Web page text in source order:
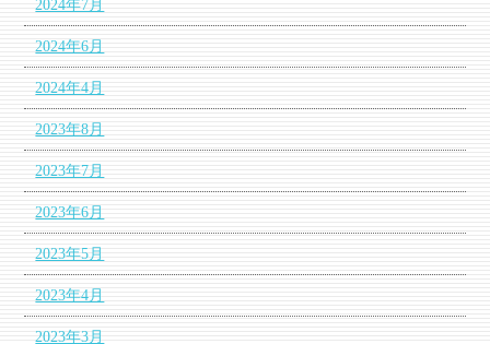
2024年7月
2024年6月
2024年4月
2023年8月
2023年7月
2023年6月
2023年5月
2023年4月
2023年3月